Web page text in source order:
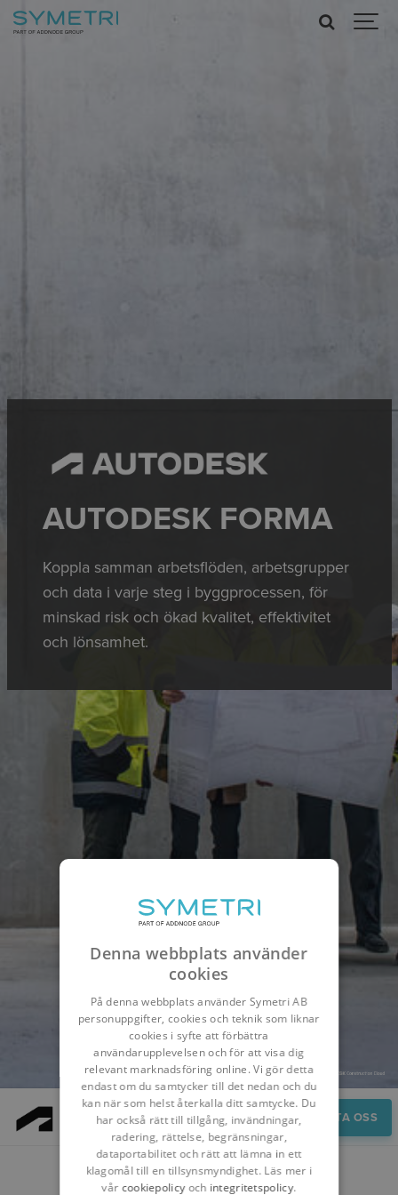
AUTODESK FORMA
Koppla samman arbetsflöden, arbetsgrupper
och data i varje steg i byggprocessen, för
minskad risk och ökad kvalitet, effektivitet
och lönsamhet.
Speak to an expert KONTAKTA OSS
KONTAKTA OSS
Denna webbplats använder
cookies
På denna webbplats använder Symetri AB
personuppgifter, cookies och teknik som liknar
cookies i syfte att förbättra
användarupplevelsen och för att visa dig
relevant marknadsföring online. Vi gör detta
endast om du samtycker till det nedan och du
kan när som helst återkalla ditt samtycke. Du
har också rätt till tillgång, invändningar,
radering, rättelse, begränsningar,
dataportabilitet och rätt att lämna in ett
klagomål till en tillsynsmyndighet. Läs mer i
vår cookiepolicyoch integritetspolicy.